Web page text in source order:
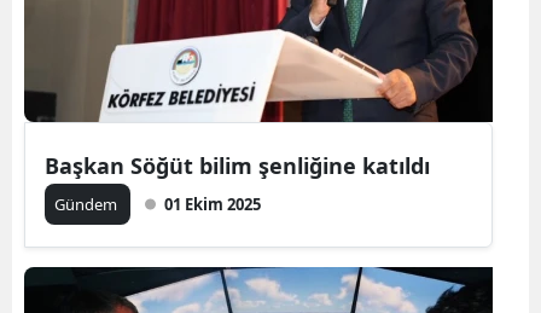
Başkan Söğüt bilim şenliğine katıldı
Gündem 01 Ekim 2025